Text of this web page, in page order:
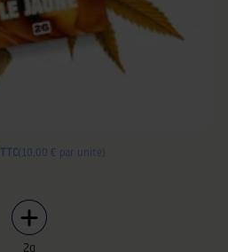
TTC 10,00 € par unité
2g